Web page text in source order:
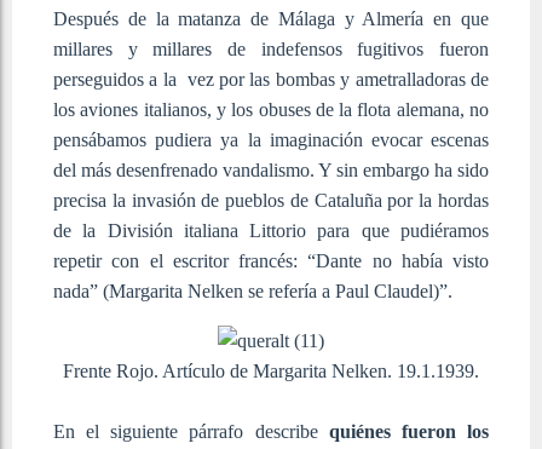
Después de la matanza de Málaga y Almería en que
millares y millares de indefensos fugitivos fueron
perseguidos a la vez por las bombas y ametralladoras de
los aviones italianos, y los obuses de la flota alemana, no
pensábamos pudiera ya la imaginación evocar escenas
del más desenfrenado vandalismo. Y sin embargo ha sido
precisa la invasión de pueblos de Cataluña por la hordas
de la División italiana Littorio para que pudiéramos
repetir con el escritor francés: “Dante no había visto
nada” (Margarita Nelken se refería a Paul Claudel)”.
Frente Rojo. Artículo de Margarita Nelken. 19.1.1939.
En el siguiente párrafo describequiénes fueron los